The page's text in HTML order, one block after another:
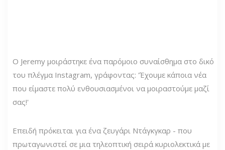
Ο Jeremy μοιράστηκε ένα παρόμοιο συναίσθημα στο δικό
του πλέγμα Instagram, γράφοντας: 'Έχουμε κάποια νέα
που είμαστε πολύ ενθουσιασμένοι να μοιραστούμε μαζί
σας!'
Επειδή πρόκειται για ένα ζευγάρι Ντάγκγκαρ - που
πρωταγωνιστεί σε μια τηλεοπτική σειρά κυριολεκτικά με